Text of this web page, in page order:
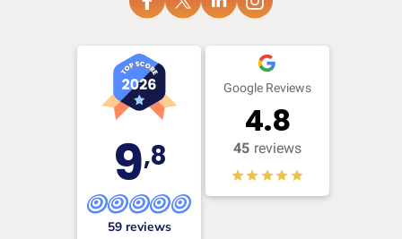
9,8
59 reviews
Google Reviews
4.8
45 reviews